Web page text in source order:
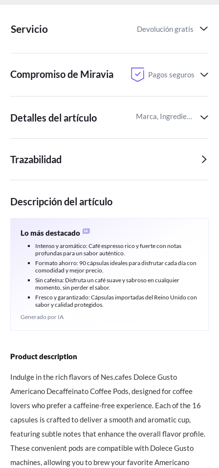
Servicio Devolución gratis
Compromiso de Miravia Pagos seguros
Detalles del artículo
Trazabilidad
Descripción del artículo
Lo más destacado
Intenso y aromático: Café espresso rico y fuerte con notas
profundas para un sabor auténtico.
Formato ahorro: 90 cápsulas ideales para disfrutar cada día con
comodidad y mejor precio.
Sin cafeína: Disfruta un café suave y sabroso en cualquier
momento, sin perder el sabor.
Fresco y garantizado: Cápsulas importadas del Reino Unido con
sabor y calidad protegidos.
Generado por IA
Product description
Indulge in the rich flavors of Nes.cafes Dolece Gusto
Americano Decaffeinato Coffee Pods, designed for coffee
lovers who prefer a caffeine-free experience. Each of the 16
capsules is crafted to deliver a smooth and aromatic cup,
featuring subtle notes that enhance the overall flavor profile.
These convenient pods are compatible with Dolece Gusto
machines, allowing you to brew your favorite Americano